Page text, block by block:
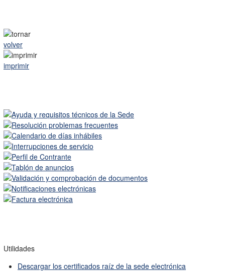
volver
imprimir
Utilidades
Descargar los certificados raíz de la sede electrónica